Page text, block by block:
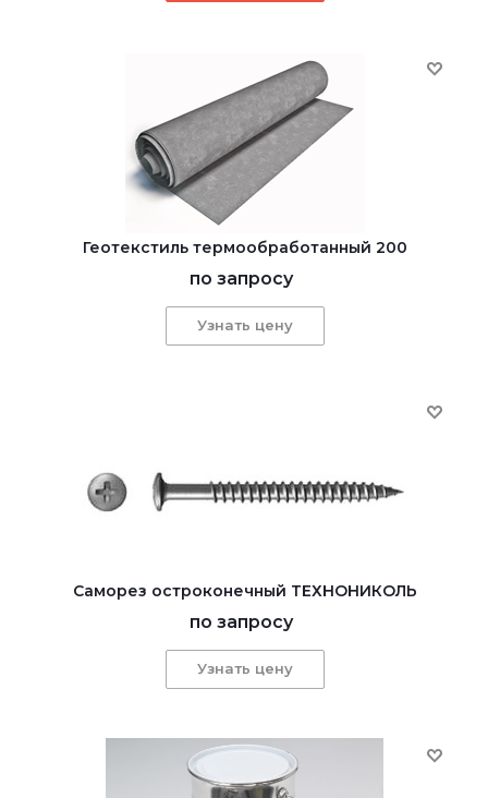
Геотекстиль термообработанный 200
по запросу
Узнать цену
Саморез остроконечный ТЕХНОНИКОЛЬ
по запросу
Узнать цену